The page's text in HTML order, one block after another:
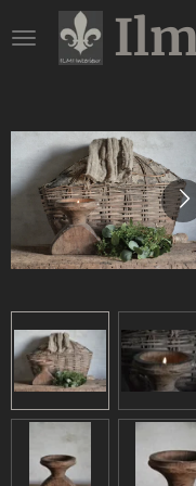
direct
hoofdinhoud